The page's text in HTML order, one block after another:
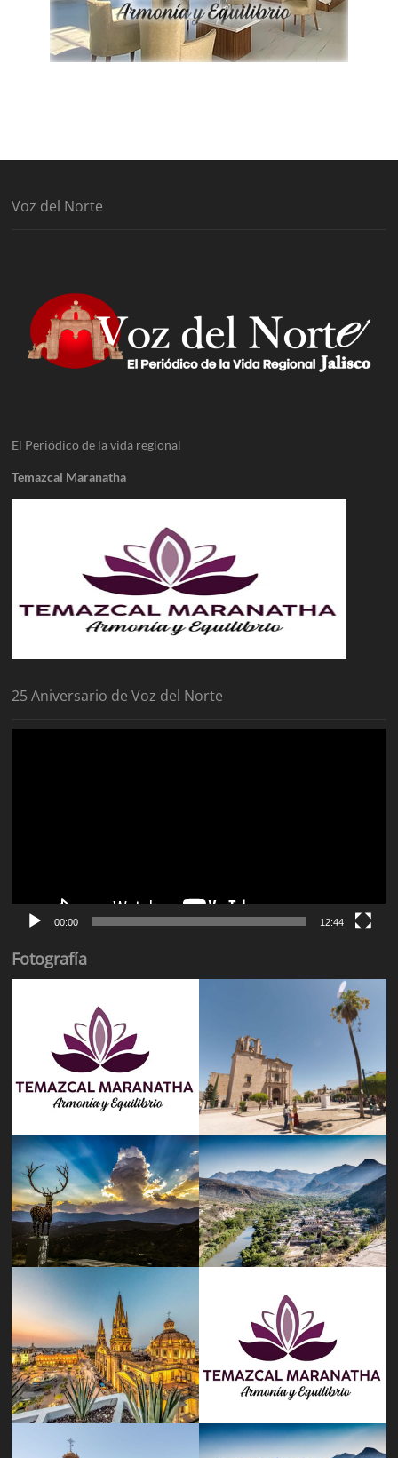
Voz del Norte
El Periódico de la vida regional
Temazcal Maranatha
25 Aniversario de Voz del Norte
00:00 12:44
Fotografía